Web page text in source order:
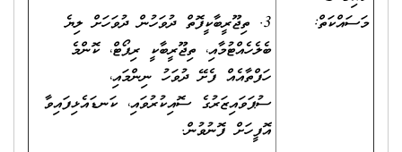
މަސައްކަތް:
3. ތިޖޫރީބާކީފޮތް ދުވަހުން ދުވަހަށް ލިޔެ
ބެލެހެއްޓުމާއި، ތިޖޫރީބާކީ ރިޕޯޓް، ކޮންމެ
ހަފްތާއެއް ފެށޭ ދުވަހު ނިންމައި،
ސުޕަވައިޒަރުގެ ސޮއިކުރުވައި، ކަނޑައެޅިފައިވާ
އޮފީހަށް ފޮނުވުން.